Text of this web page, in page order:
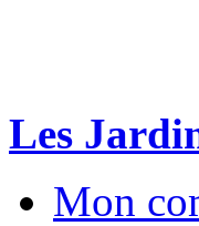
Les
Mon